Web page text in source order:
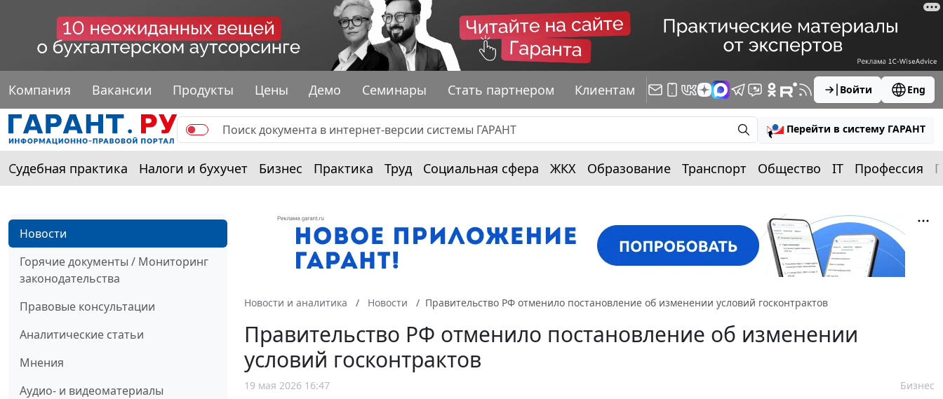
Компания Вакансии Продукты Цены Демо Семинары Стать партнером Клиентам Войти Eng
Перейти в систему ГАРАНТ
Судебная практика Налоги и бухучет Бизнес Практика Труд Социальная сфера ЖКХ Образование Транспорт Общество IT Профессия
Новости
Горячие документы / Мониторинг
законодательства
Правовые консультации
Аналитические статьи
Мнения
Аудио- и видеоматериалы
Новости и аналитика Новости Правительство РФ отменило постановление об изменении условий госконтрактов
Правительство РФ отменило постановление об изменении
условий госконтрактов
19 мая 2026 16:47 Бизнес